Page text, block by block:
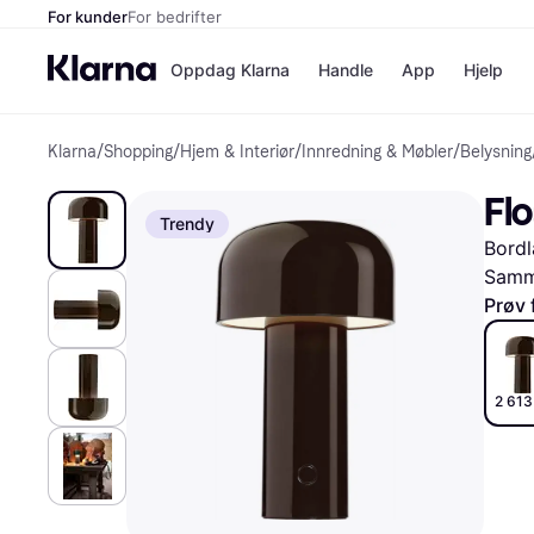
For kunderFor bedrifter
Oppdag Klarna
Betal nå
Betal i 3
Betal innen
Finansiering
Handle
Butikker
App Hjelp
Klarna/Shopping/Hjem & Interiør/ Innredning & Møbler/Belysning
Trendy
Prøv
2